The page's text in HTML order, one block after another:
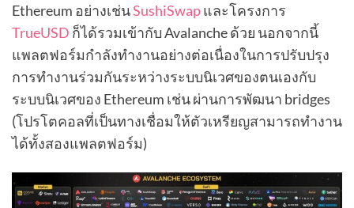
Ethereum อย่างเช่นSushiSwapและโครงการ
TrueUSD ก็ได้รวมเข้ากับ Avalanche ด้วย นอกจากนี้
แพลตฟอร์มกำลังทำงานอย่างต่อเนื่องในการปรับปรุง
การทำงานร่วมกันระหว่างระบบนิเวศของตนเองกับ
ระบบนิเวศของ Ethereum เช่น ผ่านการพัฒนา bridges
(โปรโตคอลที่เป็นทางเชื่อมให้ตัวเหรียญสามารถทำงาน
ได้ทั้งสองแพลตฟอร์ม)